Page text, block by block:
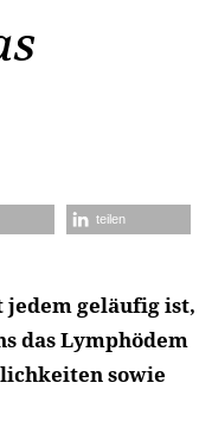
teilen
geläufig ist,
das Lymphödem
sowie